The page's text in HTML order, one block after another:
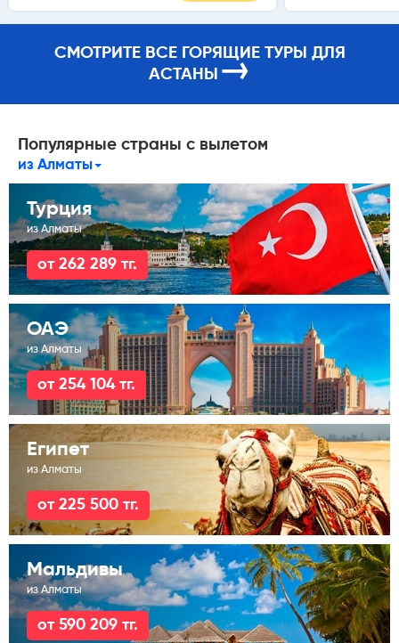
СМОТРИТЕ ВСЕ ГОРЯЩИЕ ТУРЫ ДЛЯ
АСТАНЫ →
Популярные страны с вылетом
из Алматы
Турция
из Алматы
от 262 289 тг.
ОАЭ
из Алматы
от 254 104 тг.
Египет
из Алматы
от 225 500 тг.
Мальдивы
из Алматы
от 590 209 тг.